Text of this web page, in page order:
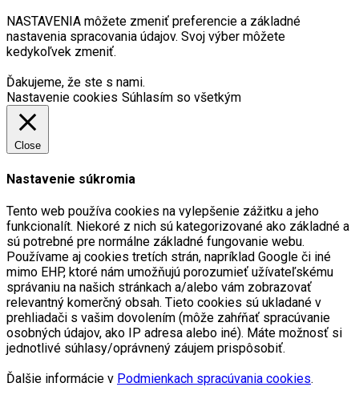
NASTAVENIA môžete zmeniť preferencie a základné
nastavenia spracovania údajov. Svoj výber môžete
kedykoľvek zmeniť.
Ďakujeme, že ste s nami.
Nastavenie cookies Súhlasím so všetkým
Close
Nastavenie súkromia
Tento web používa cookies na vylepšenie zážitku a jeho
funkcionalít. Niekoré z nich sú kategorizované ako základné a
sú potrebné pre normálne základné fungovanie webu.
Používame aj cookies tretích strán, napríklad Google či iné
mimo EHP, ktoré nám umožňujú porozumieť užívateľskému
správaniu na našich stránkach a/alebo vám zobrazovať
relevantný komerčný obsah. Tieto cookies sú ukladané v
prehliadači s vašim dovolením (môže zahŕňať spracúvanie
osobných údajov, ako IP adresa alebo iné). Máte možnosť si
jednotlivé súhlasy/oprávnený záujem prispôsobiť.
Ďalšie informácie v Podmienkach spracúvania cookies.